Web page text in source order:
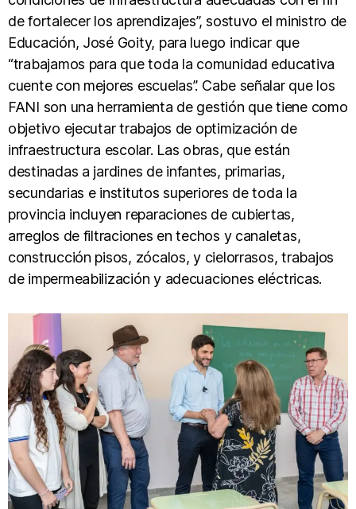
de fortalecer los aprendizajes”, sostuvo el ministro de
Educación, José Goity, para luego indicar que
“trabajamos para que toda la comunidad educativa
cuente con mejores escuelas”. Cabe señalar que los
FANI son una herramienta de gestión que tiene como
objetivo ejecutar trabajos de optimización de
infraestructura escolar. Las obras, que están
destinadas a jardines de infantes, primarias,
secundarias e institutos superiores de toda la
provincia incluyen reparaciones de cubiertas,
arreglos de filtraciones en techos y canaletas,
construcción pisos, zócalos, y cielorrasos, trabajos
de impermeabilización y adecuaciones eléctricas.